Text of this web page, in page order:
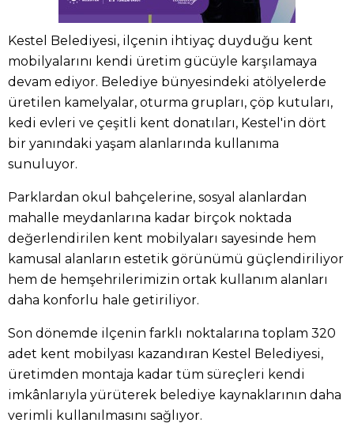
Kestel Belediyesi, ilçenin ihtiyaç duyduğu kent
mobilyalarını kendi üretim gücüyle karşılamaya
devam ediyor. Belediye bünyesindeki atölyelerde
üretilen kamelyalar, oturma grupları, çöp kutuları,
kedi evleri ve çeşitli kent donatıları, Kestel'in dört
bir yanındaki yaşam alanlarında kullanıma
sunuluyor.
Parklardan okul bahçelerine, sosyal alanlardan
mahalle meydanlarına kadar birçok noktada
değerlendirilen kent mobilyaları sayesinde hem
kamusal alanların estetik görünümü güçlendiriliyor
hem de hemşehrilerimizin ortak kullanım alanları
daha konforlu hale getiriliyor.
Son dönemde ilçenin farklı noktalarına toplam 320
adet kent mobilyası kazandıran Kestel Belediyesi,
üretimden montaja kadar tüm süreçleri kendi
imkânlarıyla yürüterek belediye kaynaklarının daha
verimli kullanılmasını sağlıyor.